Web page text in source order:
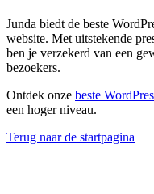
Junda biedt de beste
website. Met uitstekende
ben je verzekerd van een
bezoekers.
Ontdek onze beste
een hoger niveau.
Terug naar de startpagina